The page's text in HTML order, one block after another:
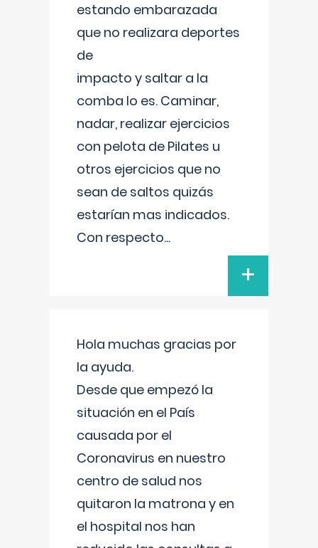
estando embarazada
que no realizara deportes
de
impacto y saltar a la
comba lo es. Caminar,
nadar, realizar ejercicios
con pelota de Pilates u
otros ejercicios que no
sean de saltos quizás
estarían mas indicados.
Con respecto...
+
Hola muchas gracias por
la ayuda.
Desde que empezó la
situación en el País
causada por el
Coronavirus en nuestro
centro de salud nos
quitaron la matrona y en
el hospital nos han